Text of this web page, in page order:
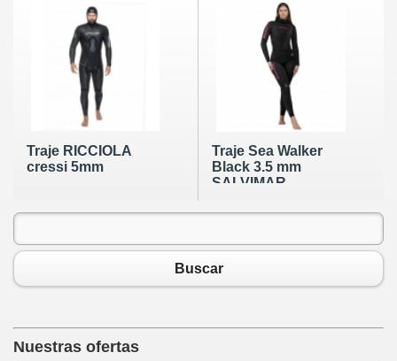
Traje RICCIOLA
cressi 5mm
Traje Sea Walker
Black 3.5 mm
SALVIMAR
Buscar
Nuestras ofertas